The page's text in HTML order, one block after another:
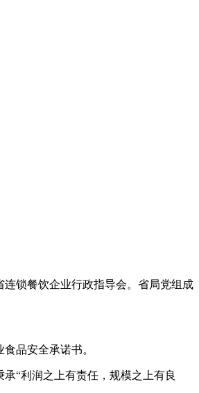
锁餐饮企业行政指导会。省局党组成
品安全承诺书。
“利润之上有责任，规模之上有良